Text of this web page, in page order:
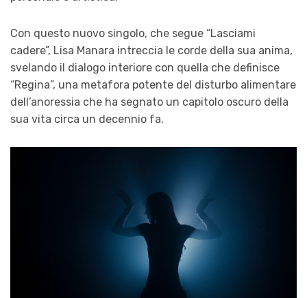
Con questo nuovo singolo, che segue “Lasciami
cadere”, Lisa Manara intreccia le corde della sua anima,
svelando il dialogo interiore con quella che definisce
“Regina”, una metafora potente del disturbo alimentare
dell’anoressia che ha segnato un capitolo oscuro della
sua vita circa un decennio fa.